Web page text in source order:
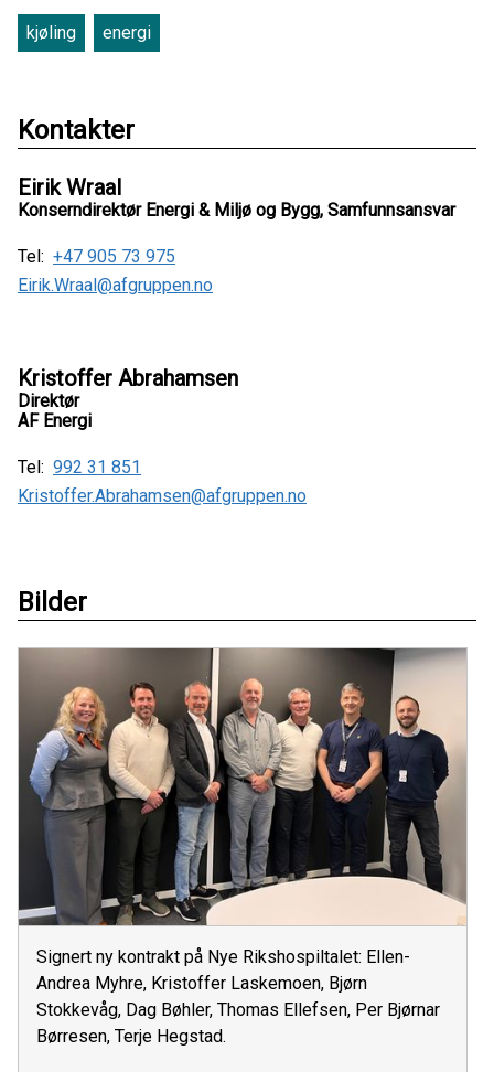
kjøling energi
Kontakter
Eirik Wraal
Konserndirektør Energi & Miljø og Bygg, Samfunnsansvar
Tel: +47 905 73 975
Eirik.Wraal@afgruppen.no
Kristoffer Abrahamsen
Direktør
AF Energi
Tel: 992 31 851
Kristoffer.Abrahamsen@afgruppen.no
Bilder
Signert ny kontrakt på Nye Rikshospiltalet: Ellen-
Andrea Myhre, Kristoffer Laskemoen, Bjørn
Stokkevåg, Dag Bøhler, Thomas Ellefsen, Per Bjørnar
Børresen, Terje Hegstad.